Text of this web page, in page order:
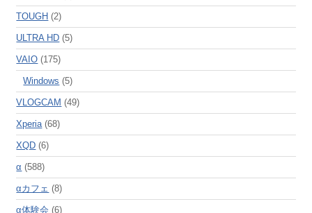
TOUGH (2)
ULTRA HD (5)
VAIO (175)
Windows (5)
VLOGCAM (49)
Xperia(68)
XQD (6)
α (588)
αカフェ (8)
α体験会 (6)